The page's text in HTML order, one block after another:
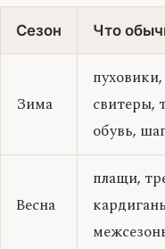
Сезон Что
Зима
свитеры,
обувь,
Весна
плащи,